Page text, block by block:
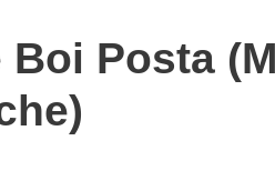
Boi Posta